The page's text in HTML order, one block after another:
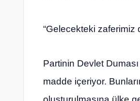
“Gelecekteki zaferimiz
Partinin Devlet
madde içeriyor.